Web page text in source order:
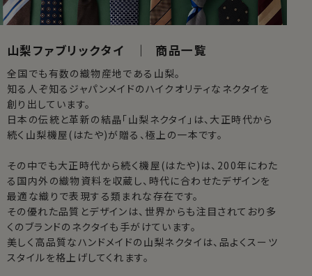
山梨ファブリックタイ ｜ 商品一覧
全国でも有数の織物産地である山梨。
知る人ぞ知るジャパンメイドのハイクオリティなネクタイを
創り出しています。
日本の伝統と革新の結晶「山梨ネクタイ」は、大正時代から
続く山梨機屋(はたや)が贈る、極上の一本です。
その中でも大正時代から続く機屋(はたや)は、200年にわた
る国内外の織物資料を収蔵し、時代に合わせたデザインを
最適な織りで表現する類まれな存在です。
その優れた品質とデザインは、世界からも注目されており多
くのブランドのネクタイも手がけています。
美しく高品質なハンドメイドの山梨ネクタイは、品よくスーツ
スタイルを格上げしてくれます。